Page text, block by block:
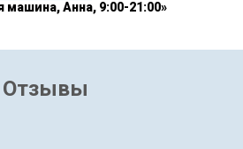
машина, Анна, 9:00-21:00»
Отзывы